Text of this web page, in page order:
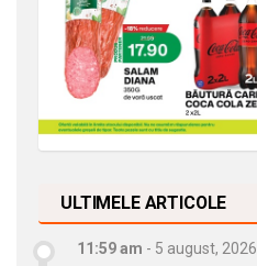
ULTIMELE ARTICOLE
11:59 am - 5 august, 2026